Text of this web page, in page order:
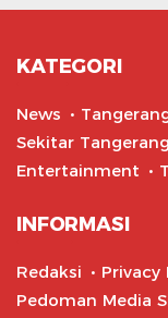
KATEGORI
News
Sekitar Tangerang
Entertainment
INFORMASI
Redaksi Privacy
Pedoman Media